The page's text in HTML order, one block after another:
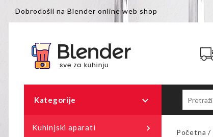
Dobrodošli na Blender online web shop
Kategorije 

Kuhinjski aparati
Početna